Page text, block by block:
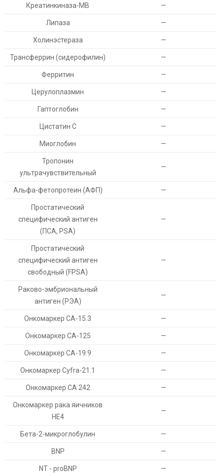
Креатинкиназа-МВ —
Липаза —
Холинэстераза —
Трансферрин (сидерофилин) —
Ферритин —
Церулоплазмин —
Гаптоглобин —
Цистатин С —
Миоглобин —
Тропонин
ультрачувствительный
—
Альфа-фетопротеин (АФП) —
Простатический
специфический антиген
(ПСА, PSA)
—
Простатический
специфический антиген
свободный (FPSA)
—
Раково-эмбриональный
антиген (РЭА)
—
Онкомаркер СА-15.3 —
Онкомаркер CA-125 —
Онкомаркер СА-19.9 —
Онкомаркер Cyfra-21.1 —
Онкомаркер СА 242 —
Онкомаркер рака яичников
HE4
—
Бета-2-микроглобулин —
BNP —
NT - proBNP —